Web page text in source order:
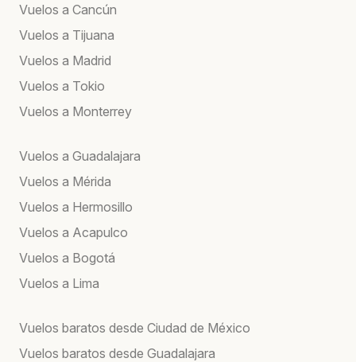
Vuelos a Cancún
Vuelos a Tijuana
Vuelos a Madrid
Vuelos a Tokio
Vuelos a Monterrey
Vuelos a Guadalajara
Vuelos a Mérida
Vuelos a Hermosillo
Vuelos a Acapulco
Vuelos a Bogotá
Vuelos a Lima
Vuelos baratos desde Ciudad de México
Vuelos baratos desde Guadalajara